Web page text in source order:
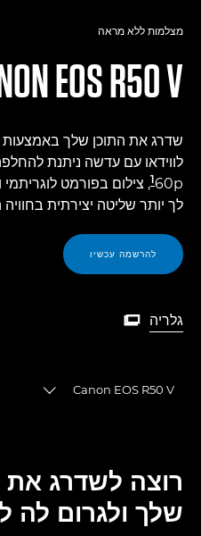
מצלמות ללא מראה
EOS R50 V
שדרג את התוכן שלך
60p , צילום בפורמט לוגריתמי
לך יותר שליטה יצירתית בחוויה
להרשמה עכשיו
גלריה
גלריה

Canon EOS R50 V
מפרטים
גלריה
רוצה לשדרג את
שלך ולגרום לה